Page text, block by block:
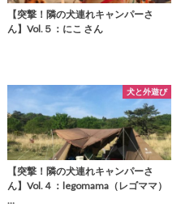
【突撃！隣の犬連れキャンパーさ
ん】Vol.５：にこ さん
犬と外遊び
【突撃！隣の犬連れキャンパーさ
ん】Vol.４：legomama（レゴママ）
…